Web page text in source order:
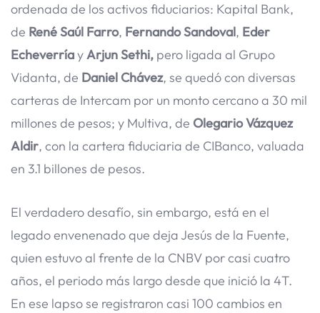
ordenada de los activos fiduciarios: Kapital Bank,
de René Saúl Farro, Fernando Sandoval, Eder
EcheverríayArjun Sethi, pero ligada al Grupo
Vidanta, de Daniel Chávez, se quedó con diversas
carteras de Intercam por un monto cercano a 30 mil
millones de pesos; y Multiva, de Olegario Vázquez
Aldir, con la cartera fiduciaria de CIBanco, valuada
en 3.1 billones de pesos.
El verdadero desafío, sin embargo, está en el
legado envenenado que deja Jesús de la Fuente,
quien estuvo al frente de la CNBV por casi cuatro
años, el periodo más largo desde que inició la 4T.
En ese lapso se registraron casi 100 cambios en